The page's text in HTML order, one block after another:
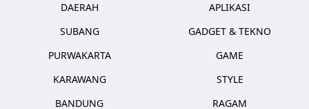
DAERAH
SUBANG
PURWAKARTA
KARAWANG
BANDUNG
APLIKASI
GADGET & TEKNO
GAME
STYLE
RAGAM